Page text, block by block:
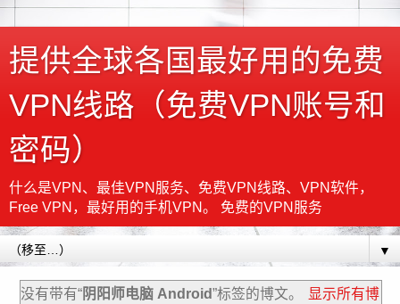
提供全球各国最好用的免费
VPN线路（免费VPN账号和
密码）
什么是VPN、最佳VPN服务、免费VPN线路、VPN软件，
Free VPN，最好用的手机VPN。 免费的VPN服务
▼
没有带有“阴阳师电脑 Android”标签的博文。
显示所有博